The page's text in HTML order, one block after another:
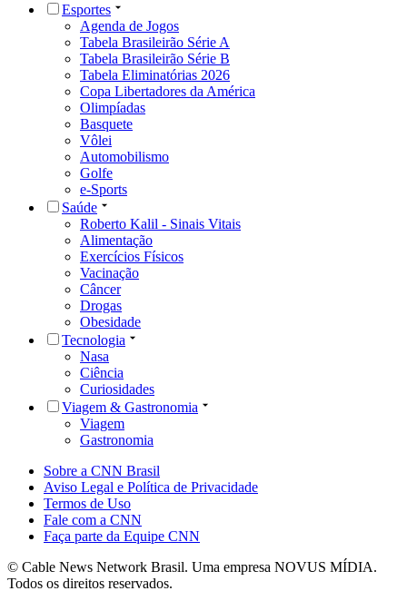
Esportes
Agenda de Jogos
Tabela Brasileirão Série A
Tabela Brasileirão Série B
Tabela Eliminatórias 2026
Copa Libertadores da América
Olimpíadas
Basquete
Vôlei
Automobilismo
Golfe
e-Sports
Saúde
Roberto Kalil - Sinais Vitais
Alimentação
Exercícios Físicos
Vacinação
Câncer
Drogas
Obesidade
Tecnologia
Nasa
Ciência
Curiosidades
Viagem & Gastronomia
Viagem
Gastronomia
Sobre a CNN Brasil
Aviso Legal e Política de Privacidade
Termos de Uso
Fale com a CNN
Faça parte da Equipe CNN
© Cable News Network Brasil. Uma empresa NOVUS MÍDIA.
Todos os direitos reservados.